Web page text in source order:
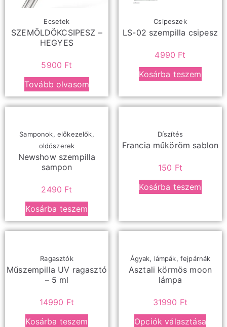
Ecsetek
SZEMÖLDÖKCSIPESZ –
HEGYES
5900 Ft
Tovább olvasom
Csipeszek
LS-02 szempilla csipesz
4990 Ft
Kosárba teszem
Samponok, előkezelők,
oldószerek
Newshow szempilla
sampon
2490 Ft
Kosárba teszem
Díszítés
Francia műköröm sablon
150 Ft
Kosárba teszem
Ragasztók
Műszempilla UV ragasztó
– 5 ml
14990 Ft
Kosárba teszem
Ágyak, lámpák, fejpárnák
Asztali körmös moon
lámpa
31990 Ft
Opciók választása